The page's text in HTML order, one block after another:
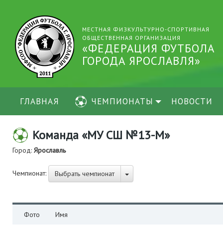
МЕСТНАЯ ФИЗКУЛЬТУРНО-СПОРТИВНАЯ
ОБЩЕСТВЕННАЯ ОРГАНИЗАЦИЯ
«ФЕДЕРАЦИЯ ФУТБОЛА
ГОРОДА ЯРОСЛАВЛЯ»
ГЛАВНАЯ ЧЕМПИОНАТЫ НОВОСТИ
Команда «МУ СШ №13-М»
Город: Ярославль
Чемпионат: Выбрать чемпионат
Фото Имя